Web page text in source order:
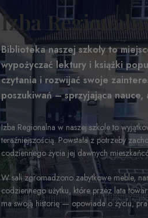
Izba
Biblioteka naszej szkoły to
wypożyczać lektury i książki
czytania i rozwijać swoje
poszukiwań – sprzyjająca
Izba Regionalna w naszej szkole to
teraźniejszością. Powstała z potrzeby
codziennego życia jej dawnych
W sali zgromadzono zabytkowe meble,
codziennego użytku, które przez lata
ma swoją historię — opowiada o życiu,